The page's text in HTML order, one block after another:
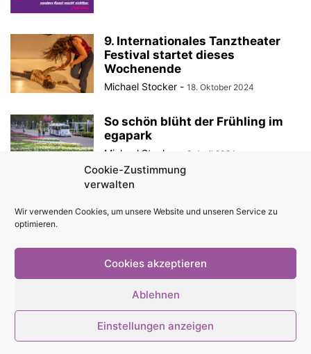
Cookie-Zustimmung
verwalten
Wir verwenden Cookies, um unsere Website und unseren Service zu
optimieren.
Cookies akzeptieren
Ablehnen
Einstellungen anzeigen
9. Internationales Tanztheater
Festival startet dieses
Wochenende
Michael Stocker - 18. Oktober 2024
So schön blüht der Frühling im
egapark
Michael Stocker 9. April 2024
1 2
Impressum Kontakt Magazin als PDF Mediadaten
© Stadtmagazin tam.tam 2026